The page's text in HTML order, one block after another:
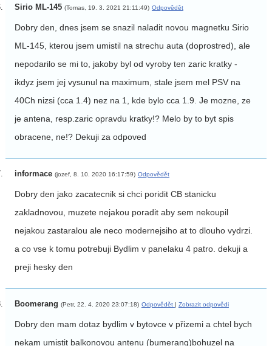
Sirio ML-145 (Tomas, 19. 3. 2021 21:11:49) Odpovědět
Dobry den, dnes jsem se snazil naladit novou magnetku Sirio
ML-145, kterou jsem umistil na strechu auta (doprostred), ale
nepodarilo se mi to, jakoby byl od vyroby ten zaric kratky -
ikdyz jsem jej vysunul na maximum, stale jsem mel PSV na
40Ch nizsi (cca 1.4) nez na 1, kde bylo cca 1.9. Je mozne, ze
je antena, resp.zaric opravdu kratky!? Melo by to byt spis
obracene, ne!? Dekuji za odpoved
informace (jozef, 8. 10. 2020 16:17:59) Odpovědět
Dobry den jako zacatecnik si chci poridit CB stanicku
zakladnovou, muzete nejakou poradit aby sem nekoupil
nejakou zastaralou ale neco modernejsiho at to dlouho vydrzi.
a co vse k tomu potrebuji Bydlim v panelaku 4 patro. dekuji a
preji hesky den
Boomerang (Petr, 22. 4. 2020 23:07:18) Odpovědět | Zobrazit odpovědi
Dobry den mam dotaz bydlim v bytovce v přizemi a chtel bych
nekam umistit balkonovou antenu (bumerang)bohuzel na